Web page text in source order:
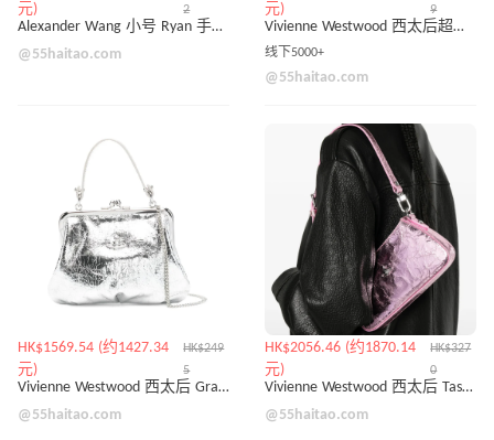
元)
2
Alexander Wang 小号 Ryan 手提包
@55haitao.com
元)
9
Vivienne Westwood 西太后超大号珍珠松果项链
线下5000+
@55haitao.com
HK$1569.54 (约1427.34
元)
HK$249
5
Vivienne Westwood 西太后 Granny Frame 银色饺子包
@55haitao.com
HK$2056.46 (约1870.14
元)
HK$327
0
Vivienne Westwood 西太后 Tasha 粉色腋下包
@55haitao.com